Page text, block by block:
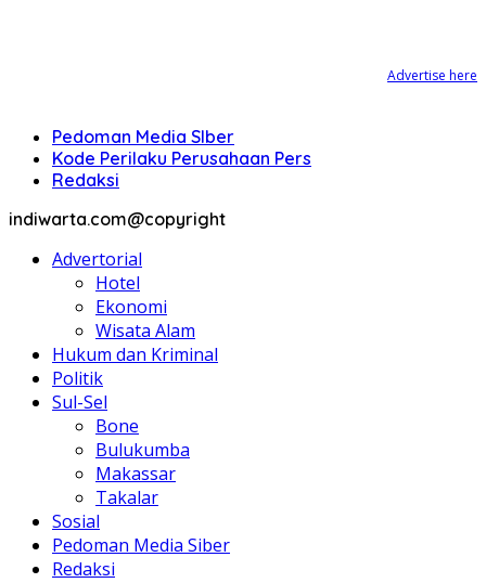
Advertise here
Pedoman Media SIber
Kode Perilaku Perusahaan Pers
Redaksi
indiwarta.com@copyright
Advertorial
Hotel
Ekonomi
Wisata Alam
Hukum dan Kriminal
Politik
Sul-Sel
Bone
Bulukumba
Makassar
Takalar
Sosial
Pedoman Media Siber
Redaksi